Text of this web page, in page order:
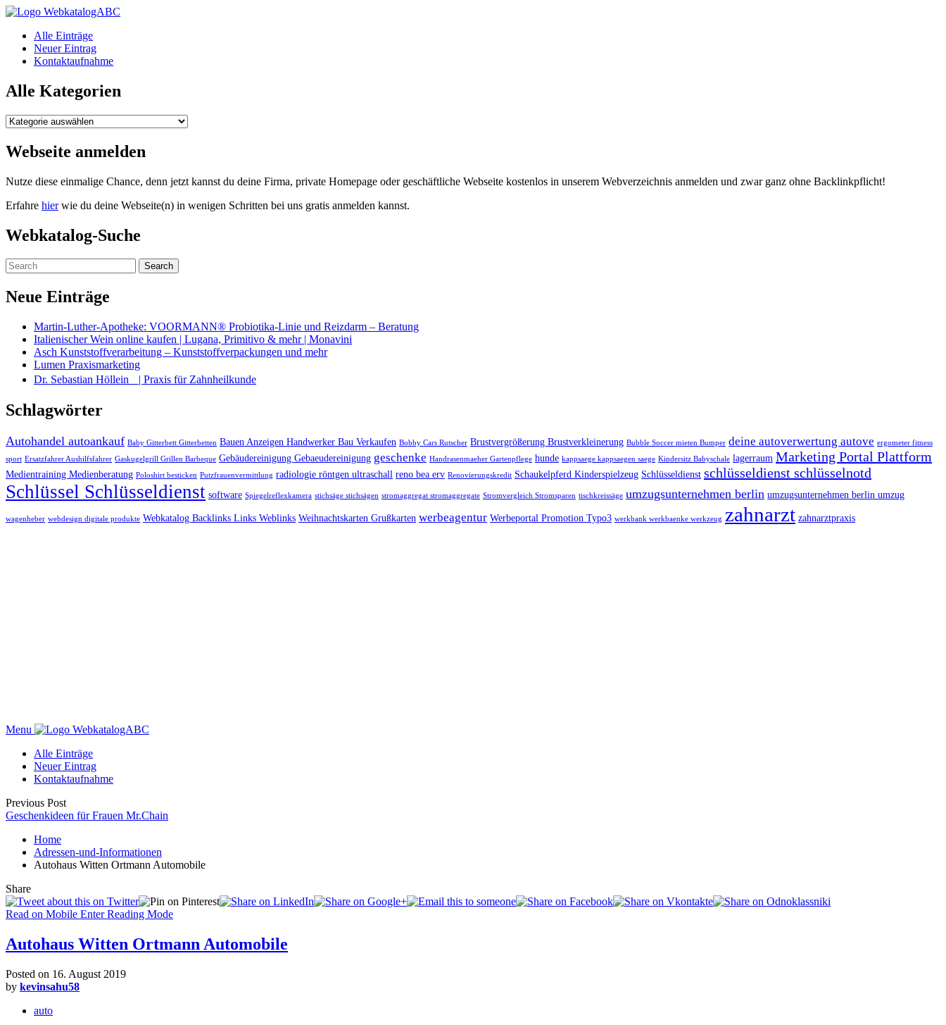
WebkatalogABC
Alle Einträge
Neuer Eintrag
Kontaktaufnahme
Alle Kategorien
Alle
Webseite anmelden
Nutze diese einmalige Chance, denn jetzt kannst du deine Firma, private Homepage oder geschäftliche Webseite kostenlos in unserem Webverzeichnis anmelden und zwar ganz ohne Backlinkpflicht!
Erfahre hierwie du deine Webseite(n) in wenigen Schritten bei uns gratis anmelden kannst.
Webkatalog-Suche
Neue Einträge
Martin-Luther-Apotheke: VOORMANN® Probiotika-Linie und Reizdarm – Beratung
Italienischer Wein online kaufen | Lugana, Primitivo & mehr | Monavini
Asch Kunststoffverarbeitung – Kunststoffverpackungen und mehr
Lumen Praxismarketing
Dr. Sebastian Höllein | Praxis für Zahnheilkunde
Schlagwörter
Autohandel autoankauf Baby Gitterbett Gitterbetten Bauen Anzeigen Handwerker Bau Verkaufen Bobby Cars Rutscher Brustvergrößerung Brustverkleinerung Bubble Soccer mieten Bumper deine autoverwertung autove ergometer fitness
sport Ersatzfahrer Aushilfsfahrer Gaskugelgrill Grillen Barbeque Gebäudereinigung Gebaeudereinigung geschenke Handrasenmaeher Gartenpflege hunde kappsaege kappsaegen saege Kindersitz Babyschale lagerraum Marketing Portal Plattform
Medientraining Medienberatung Poloshirt besticken Putzfrauenvermittlung radiologie röntgen ultraschall reno bea erv Renovierungskredit Schaukelpferd Kinderspielzeug Schlüsseldienst schlüsseldienst schlüsselnotd
Schlüssel Schlüsseldienst software Spiegelreflexkamera stichsäge stichsägen stromaggregat stromaggregate Stromvergleich Stromsparen tischkreissäge umzugsunternehmen berlin umzugsunternehmen berlin umzug
wagenheber webdesign digitale produkte Webkatalog Backlinks Links Weblinks Weihnachtskarten Grußkarten werbeagentur Werbeportal Promotion Typo3 werkbank werkbaenke werkzeug zahnarzt zahnarztpraxis
Menu
WebkatalogABC
Alle Einträge
Neuer Eintrag
Kontaktaufnahme
Previous Post
Geschenkideen für Frauen Mr.Chain
Home
Adressen-und-Informationen
Autohaus Witten Ortmann Automobile
Share
Read on Mobile Enter Reading Mode
Autohaus Witten Ortmann Automobile
Posted on 16. August 2019
by kevinsahu58
auto